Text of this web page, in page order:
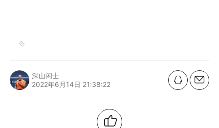
深山闲士
2022年6月14日 21:38:22